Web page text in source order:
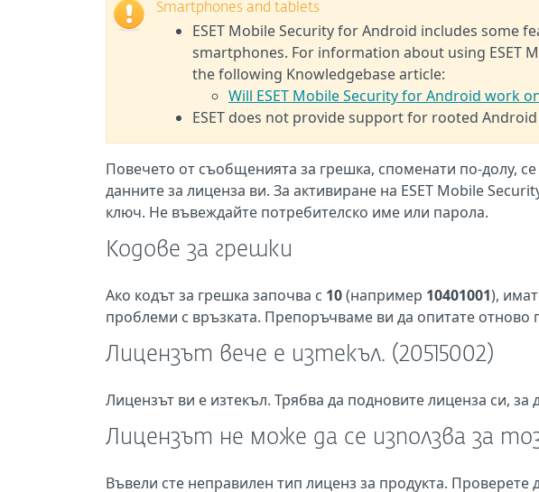
Smartphones and tablets
ESET Mobile Security for Android includes some
smartphones. For information about using ESET
the following Knowledgebase article:
Will ESET Mobile Security for Android work
ESET does not provide support for rooted Android
Повечето от съобщенията за грешка, споменати по-долу,
данните за лиценза ви. За активиране на ESET Mobile
ключ. Не въвеждайте потребителско име или парола.
Кодове за грешки
Ако кодът за грешка започва с 10(например 10401001),
проблеми с връзката. Препоръчваме ви да опитате отново
Лицензът вече е изтекъл. (20515002)
Лицензът ви е изтекъл. Трябва да подновите лиценза си, за
Лицензът не може да се използва за
Въвели сте неправилен тип лиценз за продукта. Проверете